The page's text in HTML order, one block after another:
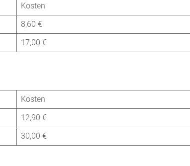
Kosten
8,60 €
17,00 €
Kosten
12,90 €
30,00 €